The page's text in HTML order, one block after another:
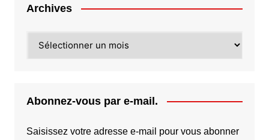
Archives
Abonnez-vous par e-mail.
Saisissez votre adresse e-mail pour vous abonner